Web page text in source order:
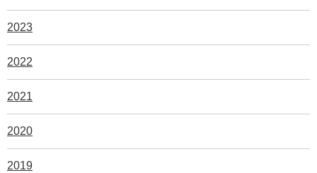
2023
2022
2021
2020
2019